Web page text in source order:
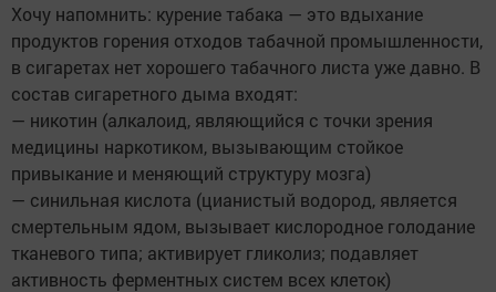
Хочу напомнить: курение табака — это вдыхание
продуктов горения отходов табачной промышленности,
в сигаретах нет хорошего табачного листа уже давно. В
состав сигаретного дыма входят:
— никотин (алкалоид, являющийся с точки зрения
медицины наркотиком, вызывающим стойкое
привыкание и меняющий структуру мозга)
— синильная кислота (цианистый водород, является
смертельным ядом, вызывает кислородное голодание
тканевого типа; активирует гликолиз; подавляет
активность ферментных систем всех клеток)